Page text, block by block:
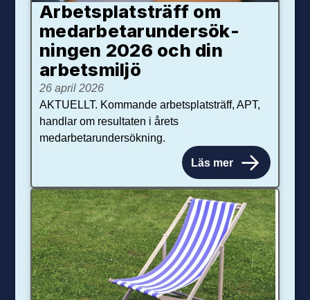
Arbetsplats­träff om
med­arbetar­under­sök­
ningen 2026 och din
arbets­miljö
26 april 2026
AKTUELLT. Kommande arbetsplatsträff, APT,
handlar om resultaten i årets
medarbetarundersökning.
Läs mer